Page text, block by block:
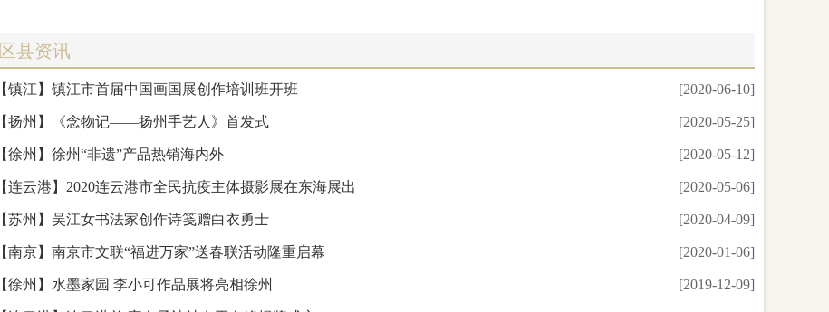
区县资讯
[2020-06-10]
【镇江】镇江市首届中国画国展创作培训班开班
[2020-05-25]
【扬州】《念物记——扬州手艺人》首发式
[2020-05-12]
【徐州】徐州“非遗”产品热销海内外
[2020-05-06]
【连云港】2020连云港市全民抗疫主体摄影展在东海展出
[2020-04-09]
【苏州】吴江女书法家创作诗笺赠白衣勇士
[2020-01-06]
【南京】南京市文联“福进万家”送春联活动隆重启幕
[2019-12-09]
【徐州】水墨家园 李小可作品展将亮相徐州